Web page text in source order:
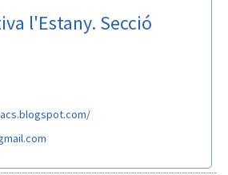
l'Estany. Secció